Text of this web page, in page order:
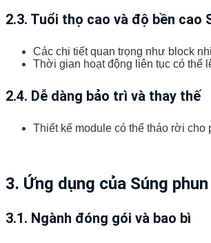
2.3. Tuổi thọ cao và độ bền cao
Các chi tiết quan trọng như block
Thời gian hoạt động liên tục có thể
2.4. Dễ dàng bảo trì và thay thế
Thiết kế module có thể tháo rời cho
3. Ứng dụng của Súng
3.1. Ngành đóng gói và bao bì